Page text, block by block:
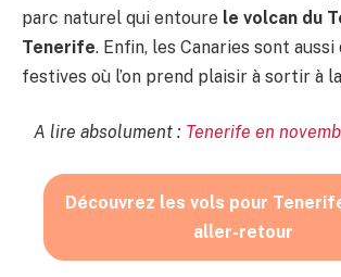
parc naturel qui entoure le volcan du
Tenerife. Enfin, les Canaries sont aussi
festives où l’on prend plaisir à sortir à
A lire absolument : Tenerife en
Découvrez les vols pour
aller-retour